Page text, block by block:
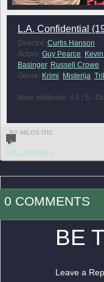
L.A. Confidential
Director: Curtis Hanson
Actors: Guy Pearce,
Basinger, Russell Crowe
Genre: Krimi, Misterija,
Moje mišljenje: 4.5 / 5 -
BY MILOS ITIC
1
FULL REVIEW »
0 COMMENTS
BE
Leave a